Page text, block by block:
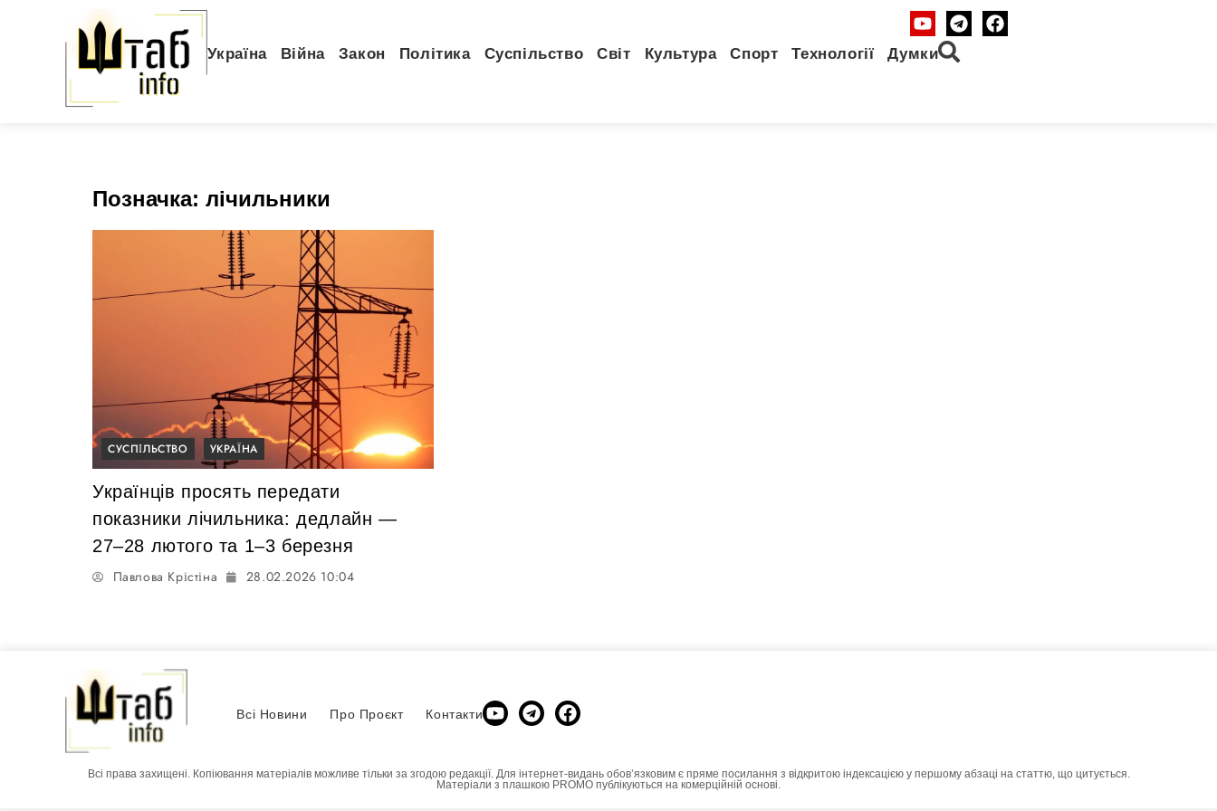
Україна Війна Закон Політика Суспільство Світ Культура Спорт Технології Думки
Позначка: лічильники
СУСПІЛЬСТВО УКРАЇНА
Українців просять передати
показники лічильника: дедлайн —
27–28 лютого та 1–3 березня
Павлова Крістіна 28.02.2026 10:04
Всі Новини Про Проєкт Контакти
Всі права захищені. Копіювання матеріалів можливе тільки за згодою редакції. Для інтернет-видань обовʼязковим є пряме посилання з відкритою індексацією у першому абзаці на статтю, що цитується.
Матеріали з плашкою PROMO публікуються на комерційній основі.